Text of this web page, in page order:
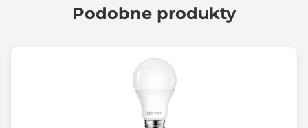
Podobne produkty